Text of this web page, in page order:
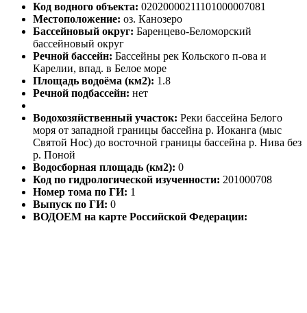
Код водного объекта: 02020000211101000007081
Местоположение: оз. Канозеро
Бассейновый округ: Баренцево-Беломорский
бассейновый округ
Речной бассейн: Бассейны рек Кольского п-ова и
Карелии, впад. в Белое море
Площадь водоёма (км2): 1.8
Речной подбассейн: нет
Водохозяйственный участок: Реки бассейна Белого
моря от западной границы бассейна р. Иоканга (мыс
Святой Нос) до восточной границы бассейна р. Нива без
р. Поной
Водосборная площадь (км2): 0
Код по гидрологической изученности: 201000708
Номер тома по ГИ: 1
Выпуск по ГИ: 0
ВОДОЕМ на карте Российской Федерации: